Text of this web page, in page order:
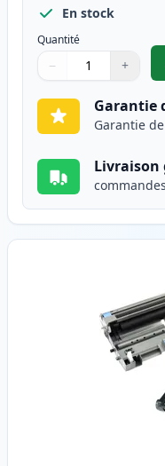
En stock
Quantité
Quantité
Utilisez les boutons
− +
Quantité
Garantie
Garantie